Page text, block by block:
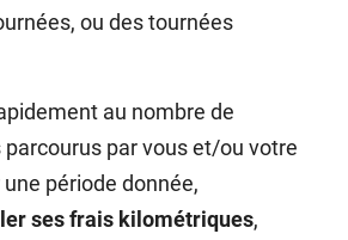
ou des tournées
au nombre de
par vous et/ou votre
période donnée,
ses frais kilométriques,